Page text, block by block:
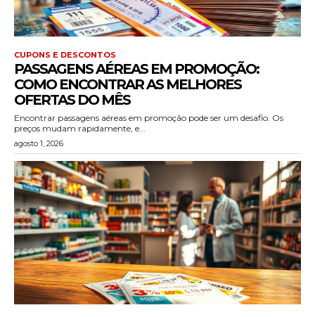
CUPONS E DESCONTOS
PASSAGENS AÉREAS EM PROMOÇÃO:
COMO ENCONTRAR AS MELHORES
OFERTAS DO MÊS
Encontrar passagens aéreas em promoção pode ser um desafio. Os
preços mudam rapidamente, e...
agosto 1, 2026